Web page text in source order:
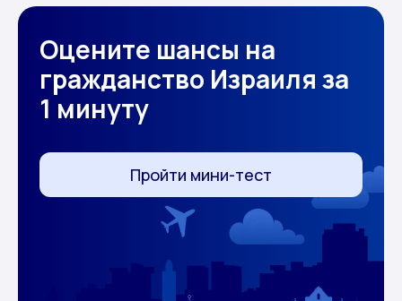
Оцените шансы на
гражданство Израиля за
1 минуту
Пройти мини-тест